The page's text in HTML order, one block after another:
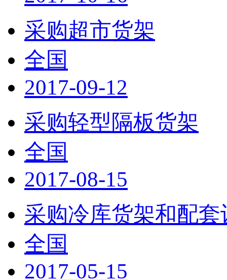
采购超市货架
全国
2017-09-12
采购轻型隔板货架
全国
2017-08-15
采购冷库货架和配套
全国
2017-05-15